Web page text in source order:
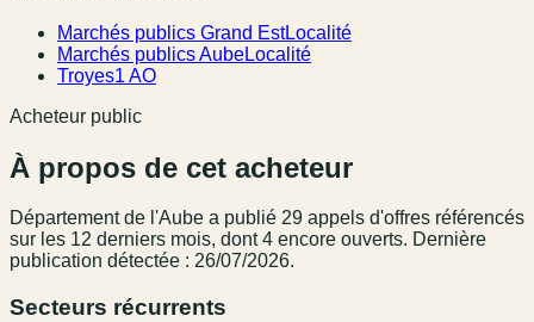
Marchés publics Grand EstLocalité
Marchés publics AubeLocalité
Troyes1 AO
Acheteur public
À propos de cet acheteur
Département de l'Aube a publié 29 appel s d'offres référencés
sur les 12 derniers mois, dont 4 encore ouverts. Dernière
publication détectée : 26/07/2026.
Secteurs récurrents